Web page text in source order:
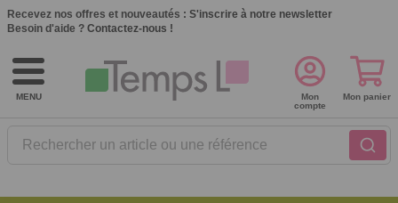
Recevez nos offres et nouveautés : S'inscrire à notre newsletter
Besoin d'aide ? Contactez-nous !
MENU
Rechercher un article ou une référence
Mon
compte
Mon panier